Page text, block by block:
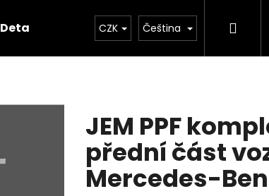
Detailerská nabídka Školení
CZK Čeština
JEM PPF
přední část
Mercedes-